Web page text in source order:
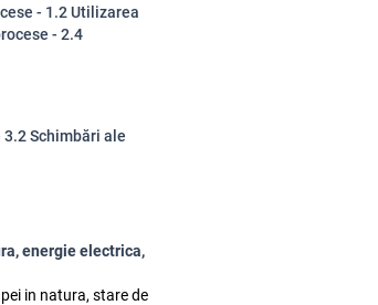
- 1.2 Utilizarea
- 2.4
Schimbări ale
energie electrica,
in natura, stare de